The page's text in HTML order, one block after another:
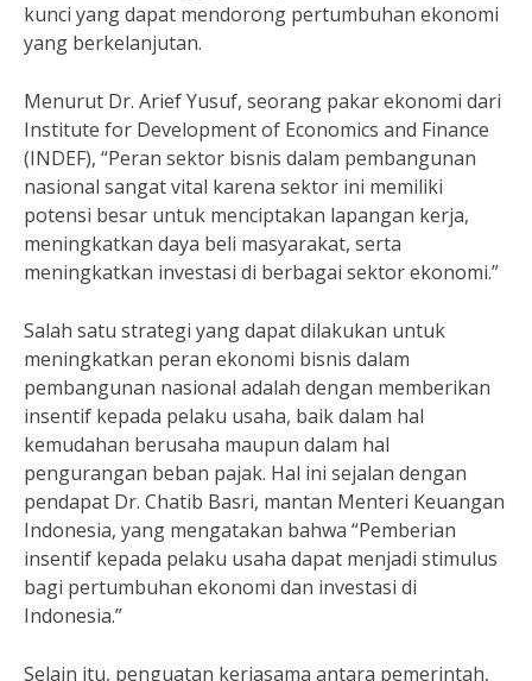
kunci yang dapat mendorong pertumbuhan ekonomi
yang berkelanjutan.
Menurut Dr. Arief Yusuf, seorang pakar ekonomi dari
Institute for Development of Economics and Finance
(INDEF), “Peran sektor bisnis dalam pembangunan
nasional sangat vital karena sektor ini memiliki
potensi besar untuk menciptakan lapangan kerja,
meningkatkan daya beli masyarakat, serta
meningkatkan investasi di berbagai sektor ekonomi.”
Salah satu strategi yang dapat dilakukan untuk
meningkatkan peran ekonomi bisnis dalam
pembangunan nasional adalah dengan memberikan
insentif kepada pelaku usaha, baik dalam hal
kemudahan berusaha maupun dalam hal
pengurangan beban pajak. Hal ini sejalan dengan
pendapat Dr. Chatib Basri, mantan Menteri Keuangan
Indonesia, yang mengatakan bahwa “Pemberian
insentif kepada pelaku usaha dapat menjadi stimulus
bagi pertumbuhan ekonomi dan investasi di
Indonesia.”
Selain itu, penguatan kerjasama antara pemerintah,